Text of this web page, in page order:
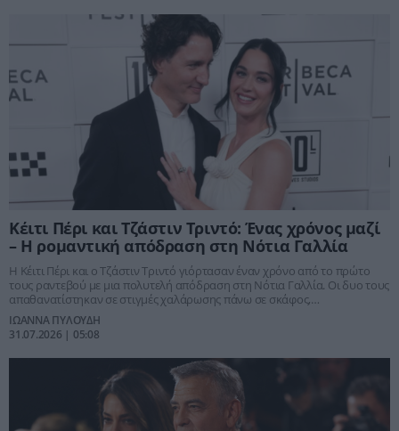
Κέιτι Πέρι και Τζάστιν Τριντό: Ένας χρόνος μαζί
– Η ρομαντική απόδραση στη Νότια Γαλλία
Η Κέιτι Πέρι και ο Τζάστιν Τριντό γιόρτασαν έναν χρόνο από το πρώτο
τους ραντεβού με μια πολυτελή απόδραση στη Νότια Γαλλία. Οι δυο τους
απαθανατίστηκαν σε στιγμές χαλάρωσης πάνω σε σκάφος,
επιβεβαιώνοντας ότι η σχέση τους παραμένει πιο δυνατή από ποτέ.
ΙΩΑΝΝΑ ΠΥΛΟΥΔΗ
31.07.2026 | 05:08